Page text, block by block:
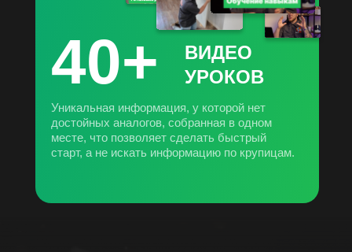
40+
ВИДЕО
УРОКОВ
Уникальная информация, у которой нет
достойных аналогов, собранная в одном
месте, что позволяет сделать быстрый
старт, а не искать информацию по крупицам.